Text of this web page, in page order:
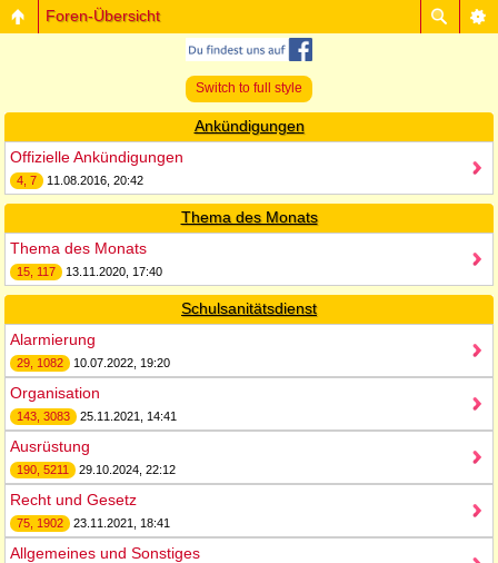
Foren-Übersicht
Switch to full style
Ankündigungen
Offizielle Ankündigungen
4, 7 11.08.2016, 20:42
Thema des Monats
Thema des Monats
15, 117 13.11.2020, 17:40
Schulsanitätsdienst
Alarmierung
29, 1082 10.07.2022, 19:20
Organisation
143, 3083 25.11.2021, 14:41
Ausrüstung
190, 5211 29.10.2024, 22:12
Recht und Gesetz
75, 1902 23.11.2021, 18:41
Allgemeines und Sonstiges